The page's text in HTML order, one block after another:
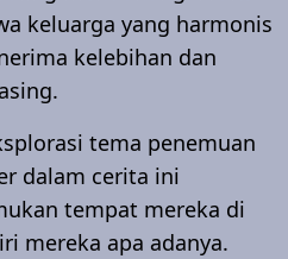
keluarga yang harmonis
kelebihan dan
tema penemuan
dalam cerita ini
tempat mereka di
mereka apa adanya.